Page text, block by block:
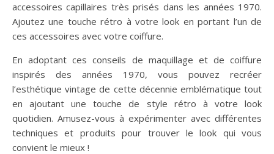
accessoires capillaires très prisés dans les années 1970.
Ajoutez une touche rétro à votre look en portant l’un de
ces accessoires avec votre coiffure.
En adoptant ces conseils de maquillage et de coiffure
inspirés des années 1970, vous pouvez recréer
l’esthétique vintage de cette décennie emblématique tout
en ajoutant une touche de style rétro à votre look
quotidien. Amusez-vous à expérimenter avec différentes
techniques et produits pour trouver le look qui vous
convient le mieux !